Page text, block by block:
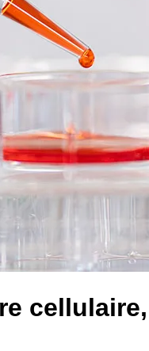
cellulaire,